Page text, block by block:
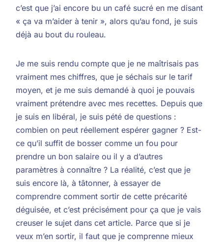
c’est que j’ai encore bu un café sucré en me disant
« ça va m’aider à tenir », alors qu’au fond, je suis
déjà au bout du rouleau.
Je me suis rendu compte que je ne maîtrisais pas
vraiment mes chiffres, que je séchais sur le tarif
moyen, et je me suis demandé à quoi je pouvais
vraiment prétendre avec mes recettes. Depuis que
je suis en libéral, je suis pété de questions :
combien on peut réellement espérer gagner ? Est-
ce qu’il suffit de bosser comme un fou pour
prendre un bon salaire ou il y a d’autres
paramètres à connaître ? La réalité, c’est que je
suis encore là, à tâtonner, à essayer de
comprendre comment sortir de cette précarité
déguisée, et c’est précisément pour ça que je vais
creuser le sujet dans cet article. Parce que si je
veux m’en sortir, il faut que je comprenne mieux